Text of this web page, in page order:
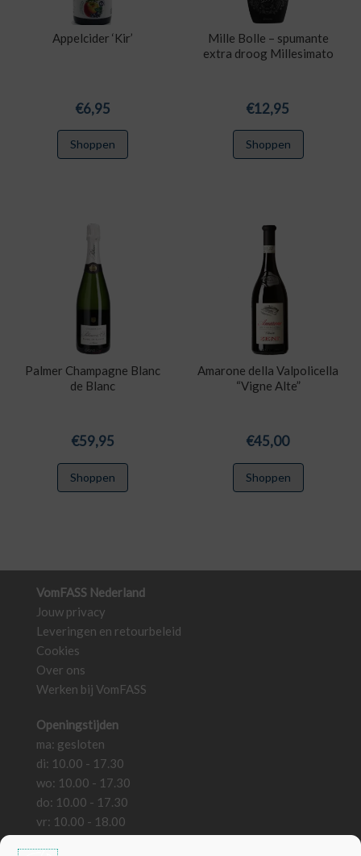
Appelcider ‘Kir’
€6,95
Shoppen
Mille Bolle – spumante
extra droog Millesimato
€12,95
Shoppen
Palmer Champagne Blanc
de Blanc
€59,95
Shoppen
Amarone della Valpolicella
“Vigne Alte”
€45,00
Shoppen
VomFASS Nederland
Jouw privacy
Leveringen en retourbeleid
Cookies
Over ons
Werken bij VomFASS
Openingstijden
ma: gesloten
di: 10.00 - 17.30
wo: 10.00 - 17.30
do: 10.00 - 17.30
vr: 10.00 - 18.00